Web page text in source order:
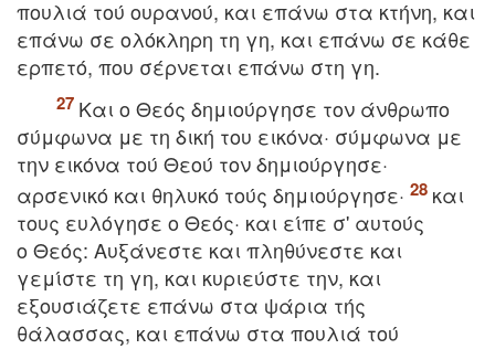
πουλιά τού ουρανού, και επάνω στα κτήνη, και
επάνω σε ολόκληρη τη γη, και επάνω σε κάθε
ερπετό, που σέρνεται επάνω στη γη.
Kαι ο Θεός δημιούργησε τον άνθρωπο
σύμφωνα με τη δική του εικόνα· σύμφωνα με
την εικόνα τού Θεού τον δημιούργησε·
αρσενικό και θηλυκό τούς δημιούργησε·
και
τους ευλόγησε ο Θεός· και είπε σ' αυτούς
ο Θεός: Aυξάνεστε και πληθύνεστε και
γεμίστε τη γη, και κυριεύστε την, και
εξουσιάζετε επάνω στα ψάρια τής
θάλασσας, και επάνω στα πουλιά τού